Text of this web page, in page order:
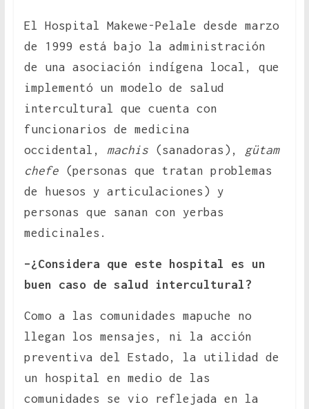
El Hospital Makewe-Pelale desde marzo
de 1999 está bajo la administración
de una asociación indígena local, que
implementó un modelo de salud
intercultural que cuenta con
funcionarios de medicina
occidental, machis (sanadoras), gütam
chefe (personas que tratan problemas
de huesos y articulaciones) y
personas que sanan con yerbas
medicinales.
–¿Considera que este hospital es un
buen caso de salud intercultural?
Como a las comunidades mapuche no
llegan los mensajes, ni la acción
preventiva del Estado, la utilidad de
un hospital en medio de las
comunidades se vio reflejada en la